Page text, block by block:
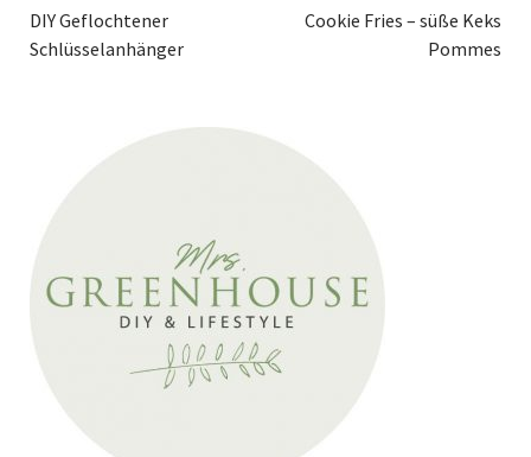
DIY Geflochtener
Schlüsselanhänger
Cookie Fries – süße Keks
Pommes